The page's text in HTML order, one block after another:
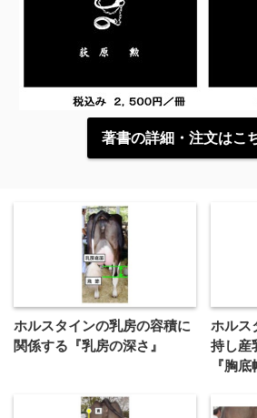
著書の詳細・注文はこ
ホルスタインの乳房の容積に
関係する『乳房の深さ』
ホルス
持し産
『胸